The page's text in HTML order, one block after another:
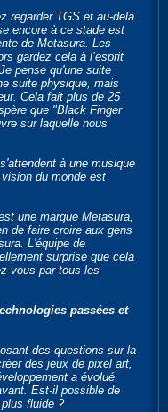
regarder TGS et au-delà
encore à ce stade est
de Metasura. Les
gardez cela à l’esprit
pense qu'une suite
suite physique, mais
Cela fait plus de 25
que "Black Finger
sur laquelle nous
à une musique
du monde est
une marque Metasura,
de faire croire aux gens
L'équipe de
surprise que cela
vous par tous les
passées et
des questions sur la
des jeux de pixel art,
a évolué
Est-il possible de
fluide ?